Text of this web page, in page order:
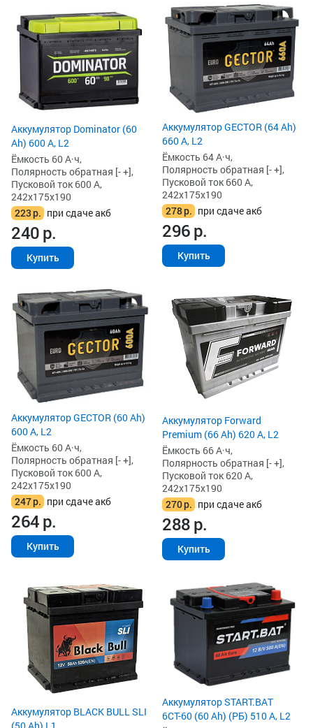
Аккумулятор Dominator (60
Ah) 600 А, L2
Ёмкость 60 А·ч,
Полярность обратная [- +],
Пусковой ток 600 А,
242x175x190
223р. при сдаче акб
240р.
Купить
Аккумулятор GECTOR (64 Ah)
660 А, L2
Ёмкость 64 А·ч,
Полярность обратная [- +],
Пусковой ток 660 А,
242x175x190
278р. при сдаче акб
296р.
Купить
Аккумулятор GECTOR (60 Ah)
600 А, L2
Ёмкость 60 А·ч,
Полярность обратная [- +],
Пусковой ток 600 А,
242x175x190
247р. при сдаче акб
264р.
Купить
Аккумулятор Forward
Premium (66 Ah) 620 А, L2
Ёмкость 66 А·ч,
Полярность обратная [- +],
Пусковой ток 620 А,
242x175x190
270р. при сдаче акб
288р.
Купить
Аккумулятор BLACK BULL SLI
(50 Ah) L1
Аккумулятор START.BAT
6СТ-60 (60 Ah) (РБ) 510 А, L2